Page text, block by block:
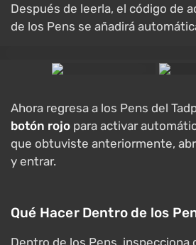
Después de leerla, el código de
de los Pens se añadirá
Ahora regresa a los Pens del
botón rojo para activar
que obtuviste anteriormente,
y entrar.
Qué Hacer Dentro de los
Dentro de los Pens, inspecciona